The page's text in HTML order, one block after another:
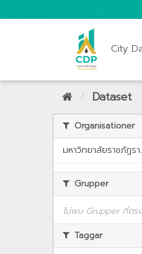
City
Dataset
Organisationer
มหาวิทยาลัยราชภัฏรา
Grupper
ไม่พบ Grupper ที่ตร
Taggar